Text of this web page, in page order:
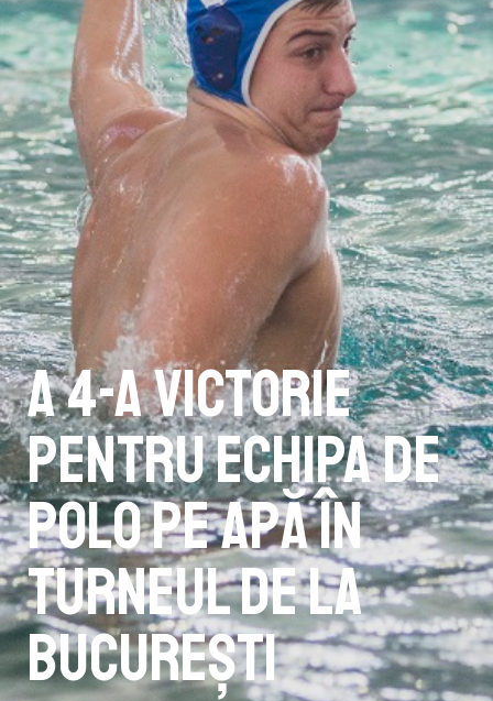
A 4-a victorie
pentru echipa de
polo pe apă în
turneul de la
București